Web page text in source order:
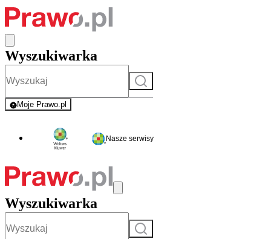
Wyszukiwarka
Szukaj
Moje Prawo.pl
- rejestracja i logowanie do serwisu
Nasze serwisy
Wyszukiwarka
Szukaj